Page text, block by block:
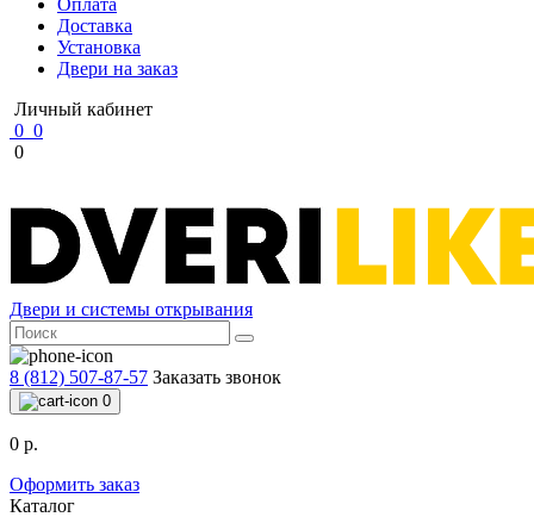
Оплата
Доставка
Установка
Двери на заказ
Личный кабинет
0 0
0
Двери и системы открывания
8 (812) 507-87-57 Заказать звонок
0
0 р.
Оформить заказ
Каталог